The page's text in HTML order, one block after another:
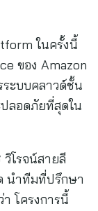
ในครั้งนี้
ของ Amazon
ระบบคลาวด์ชั้น
ลอดภัยที่สุดใน
โรจน์สายลี
นำทีมที่ปรึกษา
โครงการนี้